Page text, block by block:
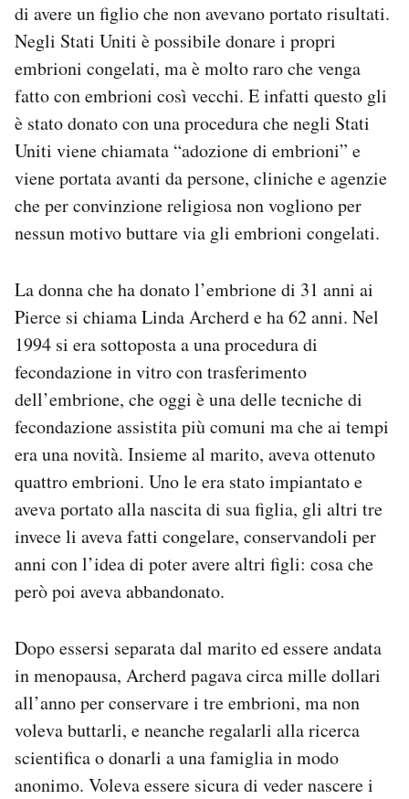
di avere un figlio che non avevano portato risultati.
Negli Stati Uniti è possibile donare i propri
embrioni congelati, ma è molto raro che venga
fatto con embrioni così vecchi. E infatti questo gli
è stato donato con una procedura che negli Stati
Uniti viene chiamata “adozione di embrioni” e
viene portata avanti da persone, cliniche e agenzie
che per convinzione religiosa non vogliono per
nessun motivo buttare via gli embrioni congelati.
La donna che ha donato l’embrione di 31 anni ai
Pierce si chiama Linda Archerd e ha 62 anni. Nel
1994 si era sottoposta a una procedura di
fecondazione in vitro con trasferimento
dell’embrione, che oggi è una delle tecniche di
fecondazione assistita più comuni ma che ai tempi
era una novità. Insieme al marito, aveva ottenuto
quattro embrioni. Uno le era stato impiantato e
aveva portato alla nascita di sua figlia, gli altri tre
invece li aveva fatti congelare, conservandoli per
anni con l’idea di poter avere altri figli: cosa che
però poi aveva abbandonato.
Dopo essersi separata dal marito ed essere andata
in menopausa, Archerd pagava circa mille dollari
all’anno per conservare i tre embrioni, ma non
voleva buttarli, e neanche regalarli alla ricerca
scientifica o donarli a una famiglia in modo
anonimo. Voleva essere sicura di veder nascere i